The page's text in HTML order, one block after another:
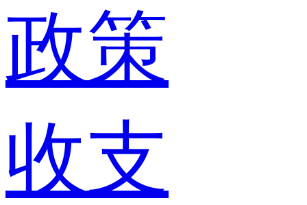
政策
收支